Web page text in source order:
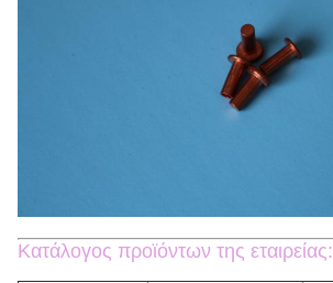
Κατάλογος προϊόντων της εταιρείας: